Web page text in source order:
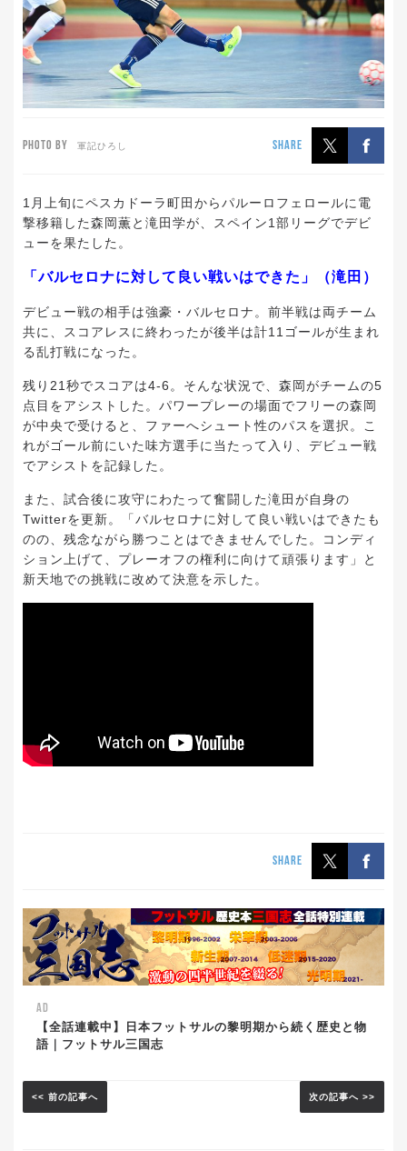
PHOTO BY 軍記ひろし SHARE
1月上旬にペスカドーラ町田からパルーロフェロールに電
撃移籍した森岡薫と滝田学が、スペイン1部リーグでデビ
ューを果たした。
「バルセロナに対して良い戦いはできた」（滝田）
デビュー戦の相手は強豪・バルセロナ。前半戦は両チーム
共に、スコアレスに終わったが後半は計11ゴールが生まれ
る乱打戦になった。
残り21秒でスコアは4-6。そんな状況で、森岡がチームの5
点目をアシストした。パワープレーの場面でフリーの森岡
が中央で受けると、ファーへシュート性のパスを選択。こ
れがゴール前にいた味方選手に当たって入り、デビュー戦
でアシストを記録した。
また、試合後に攻守にわたって奮闘した滝田が自身の
Twitterを更新。「バルセロナに対して良い戦いはできたも
のの、残念ながら勝つことはできませんでした。コンディ
ション上げて、プレーオフの権利に向けて頑張ります」と
新天地での挑戦に改めて決意を示した。
SHARE
AD
【全話連載中】日本フットサルの黎明期から続く歴史と物
語｜フットサル三国志
<< 前の記事へ 次の記事へ >>